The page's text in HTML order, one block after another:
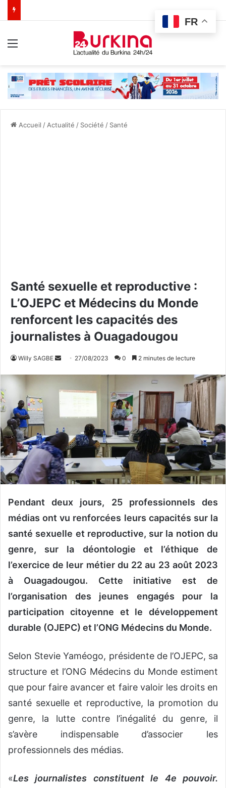
Accueil / Actualité / Société / Santé
Santé sexuelle et reproductive :
L’OJEPC et Médecins du Monde
renforcent les capacités des
journalistes à Ouagadougou
Willy SAGBE
o
e
r
n
c
o
r
r
27/08/2023 0 2 minutes de lecture
Pendant deux jours, 25 professionnels des
médias ont vu renforcées leurs capacités sur la
santé sexuelle et reproductive, sur la notion du
genre, sur la déontologie et l’éthique de
l’exercice de leur métier du 22 au 23 août 2023
à Ouagadougou. Cette initiative est de
l’organisation des jeunes engagés pour la
participation citoyenne et le développement
durable (OJEPC) et l’ONG Médecins du Monde.
Selon Stevie Yaméogo, présidente de l’OJEPC, sa
structure et l’ONG Médecins du Monde estiment
que pour faire avancer et faire valoir les droits en
santé sexuelle et reproductive, la promotion du
genre, la lutte contre l’inégalité du genre, il
s’avère indispensable d’associer les
professionnels des médias.
«Les journalistes constituent le 4e pouvoir.
FR